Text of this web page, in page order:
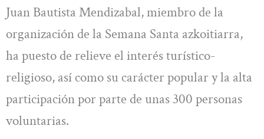
Juan Bautista Mendizabal, miembro de la
organización de la Semana Santa azkoitiarra,
ha puesto de relieve el interés turístico-
religioso, así como su carácter popular y la alta
participación por parte de unas 300 personas
voluntarias.